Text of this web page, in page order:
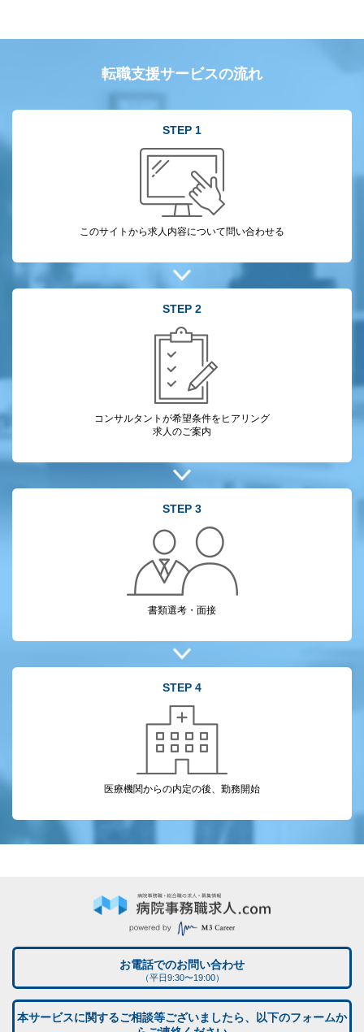
転職支援サービスの流れ
STEP 1
このサイトから求人内容について問い合わせる
STEP 2
コンサルタントが希望条件をヒアリング
求人のご案内
STEP 3
書類選考・面接
STEP 4
医療機関からの内定の後、勤務開始
お電話でのお問い合わせ
（平日9:30〜19:00）
本サービスに関するご相談等ございましたら、以下のフォームか